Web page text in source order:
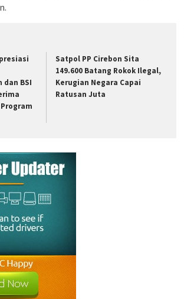
dan BSI
Satpol PP Cirebon Sita
149.600 Batang Rokok Ilegal,
Kerugian Negara Capai
Ratusan Juta